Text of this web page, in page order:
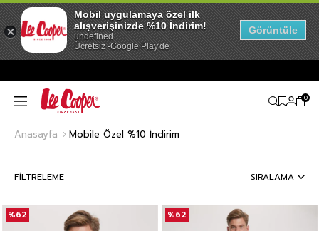
0
Anasayfa Mobile Özel %10 İndirim
FILTRELEME SIRALAMA
%62 %62
Mobil uygulamaya özel ilk
alışverişinizde %10 İndirim!
undefined
Ücretsiz -Google Play'de
Görüntüle